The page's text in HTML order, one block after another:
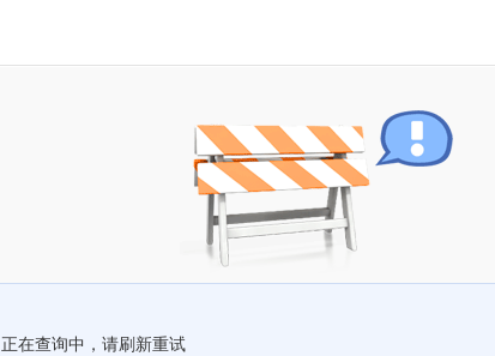
正在查询中，请刷新重试